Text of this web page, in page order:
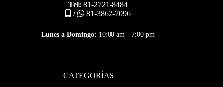
Tel: 81-2721-8484
/
81-3862-7096
Lunes a Domingo: 10:00 am - 7:00 pm
CATEGORÍAS